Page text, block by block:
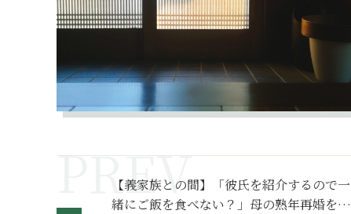
【義家族との間】「彼氏を紹介するので一
緒にご飯を食べない？」母の熟年再婚を許